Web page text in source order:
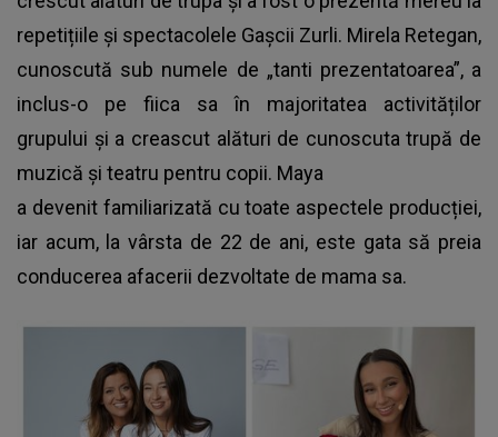
repetițiile și spectacolele Gașcii Zurli. Mirela Retegan,
cunoscută sub numele de „tanti prezentatoarea”, a
inclus-o pe fiica sa în majoritatea activităților
grupului și a creascut alături de cunoscuta trupă de
muzică și teatru pentru copii. Maya
a devenit familiarizată cu toate aspectele producției,
iar acum, la vârsta de 22 de ani, este gata să preia
conducerea afacerii dezvoltate de mama sa.